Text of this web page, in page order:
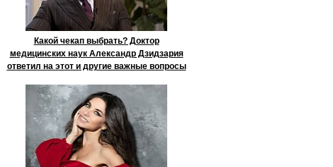
Какой чекап выбрать? Доктор
медицинских наук Александр Дзидзария
ответил на этот и другие важные вопросы